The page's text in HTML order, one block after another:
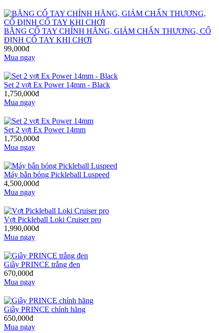
BĂNG CỔ TAY CHÍNH HÃNG, GIẢM CHẤN THƯƠNG, CỐ
ĐỊNH CỔ TAY KHI CHƠI
99,000đ
Mua ngay
Set 2 vợt Ex Power 14mm - Black
1,750,000đ
Mua ngay
Set 2 vợt Ex Power 14mm
1,750,000đ
Mua ngay
Máy bắn bóng Pickleball Luspeed
4,500,000đ
Mua ngay
Vợt Pickleball Loki Cruiser pro
1,990,000đ
Mua ngay
Giầy PRINCE trắng đen
670,000đ
Mua ngay
Giầy PRINCE chính hãng
650,000đ
Mua ngay